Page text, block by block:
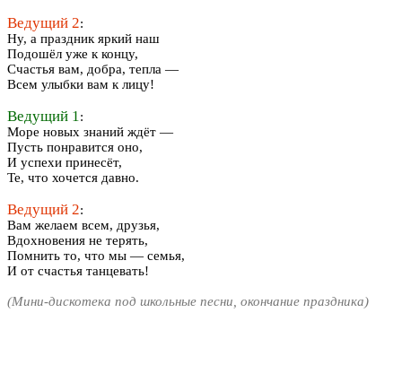
Ведущий 2:
Ну, а праздник яркий наш
Подошёл уже к концу,
Счастья вам, добра, тепла —
Всем улыбки вам к лицу!
Ведущий 1:
Море новых знаний ждёт —
Пусть понравится оно,
И успехи принесёт,
Те, что хочется давно.
Ведущий 2:
Вам желаем всем, друзья,
Вдохновения не терять,
Помнить то, что мы — семья,
И от счастья танцевать!
(Мини-дискотека под школьные песни, окончание праздника)